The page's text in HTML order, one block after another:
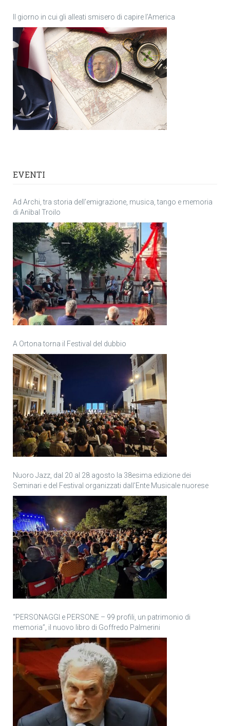
Il giorno in cui gli alleati smisero di capire l’America
EVENTI
Ad Archi, tra storia dell’emigrazione, musica, tango e memoria
di Anìbal Troilo
A Ortona torna il Festival del dubbio
Nuoro Jazz, dal 20 al 28 agosto la 38esima edizione dei
Seminari e del Festival organizzati dall’Ente Musicale nuorese
“PERSONAGGI e PERSONE – 99 profili, un patrimonio di
memoria”, il nuovo libro di Goffredo Palmerini